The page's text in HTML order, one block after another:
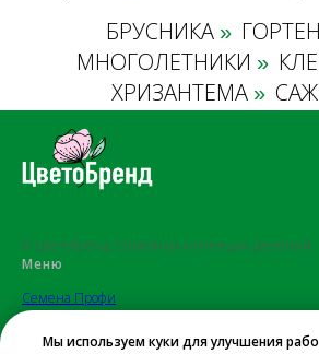
БРУСНИКА »
МНОГОЛЕТНИКИ »
ХРИЗАНТЕМА »
Мы используем куки для улучшения
© Цветобренд, Семейная коллекция растений
Меню
Семена Профи